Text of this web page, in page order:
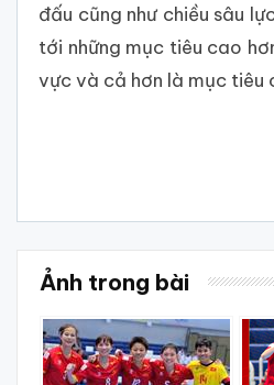
đấu cũng như chiều sâu
tới những mục tiêu cao
vực và cả hơn là mục tiêu
Ảnh trong bài